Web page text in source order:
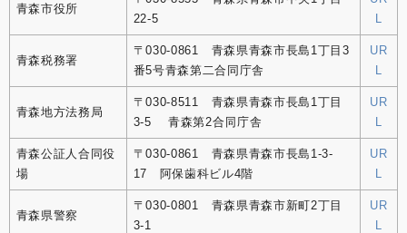
青森市役所
22-5
青森税務署
〒030-0861 青森県青森市長島1丁目3
番5号青森第二合同庁舎
UR
青森地方法務局
〒030-8511 青森県青森市長島1丁目
3-5 青森第2合同庁舎
UR
青森公証人合同役
場
〒030-0861 青森県青森市長島1-3-
17 阿保歯科ビル4階
UR
青森県警察
〒030-0801 青森県青森市新町2丁目
3-1
UR